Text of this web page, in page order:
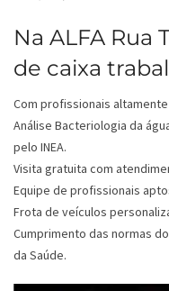
Na ALFA Rua
de caixa
Com profissionais
Análise Bacteriologia da
pelo INEA.
Visita gratuita com
Equipe de profissionais
Frota de veículos
Cumprimento das normas
da Saúde.